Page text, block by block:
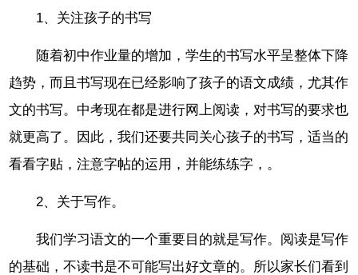
1、关注孩子的书写
随着初中作业量的增加，学生的书写水平呈整体下降
趋势，而且书写现在已经影响了孩子的语文成绩，尤其作
文的书写。中考现在都是进行网上阅读，对书写的要求也
就更高了。因此，我们还要共同关心孩子的书写，适当的
看看字贴，注意字帖的运用，并能练练字，。
2、关于写作。
我们学习语文的一个重要目的就是写作。阅读是写作
的基础，不读书是不可能写出好文章的。所以家长们看到